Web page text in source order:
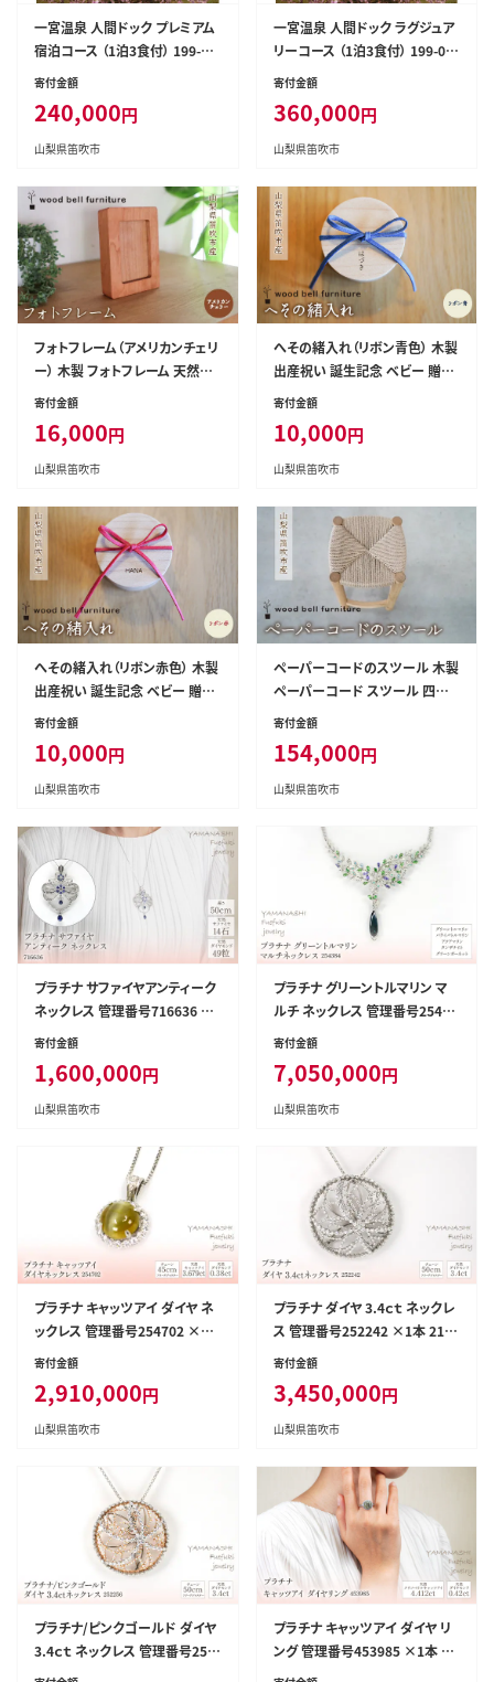
一宮温泉 人間ドック プレミアム
宿泊コース （1泊3食付） 199-00
3
寄付金額
240,000円
山梨県笛吹市
一宮温泉 人間ドック ラグジュア
リーコース （1泊3食付） 199-00
4
寄付金額
360,000円
山梨県笛吹市
フォトフレーム（アメリカンチェリ
ー） 木製 フォトフレーム 天然素
材 ハンドメイド 手作り 家具 写
吹市 204-005
寄付金額
16,000円
山梨県笛吹市
へその緒入れ（リボン青色） 木製
出産祝い 誕生記念 ベビー 贈答
ギフト 送料無料 山梨県 笛吹市
寄付金額
10,000円
山梨県笛吹市
へその緒入れ（リボン赤色） 木製
出産祝い 誕生記念 ベビー 贈答
ギフト 送料無料 山梨県 笛吹市
寄付金額
10,000円
山梨県笛吹市
ペーパーコードのスツール 木製
ペーパーコード スツール 四角
家具 栗材 送料無料 山梨県 笛吹
寄付金額
154,000円
山梨県笛吹市
プラチナ サファイヤアンティーク
ネックレス 管理番号716636 ×
1本 218-010
寄付金額
1,600,000円
山梨県笛吹市
プラチナ グリーントルマリン マ
ルチ ネックレス 管理番号25438
4 ×1本 218-064
寄付金額
7,050,000円
山梨県笛吹市
プラチナ キャッツアイ ダイヤ ネ
ックレス 管理番号254702 ×1
本 218-068
寄付金額
2,910,000円
山梨県笛吹市
プラチナ ダイヤ 3.4ｃｔ ネックレ
ス 管理番号252242 ×1本 218-
072
寄付金額
3,450,000円
山梨県笛吹市
プラチナ/ピンクゴールド ダイヤ
3.4ｃｔ ネックレス 管理番号252
256 ×1本 218-073
プラチナ キャッツアイ ダイヤ リ
ング 管理番号453985 ×1本 21
8-075